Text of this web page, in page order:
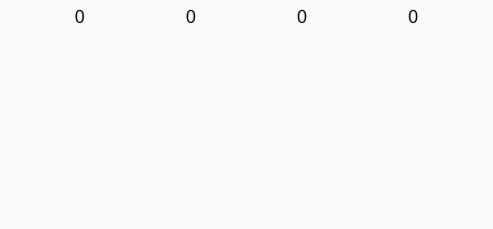
0 0 0 0